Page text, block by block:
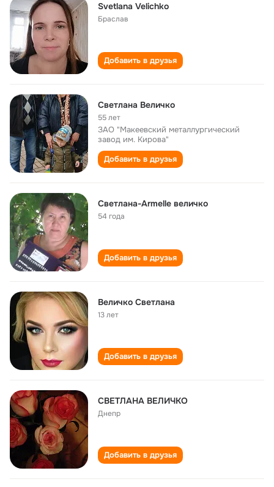
Svetlana Velichko
Браслав
Добавить в друзья
Светлана Величко
55 лет
ЗАО "Макеевский металлургический
завод им. Кирова"
Добавить в друзья
Светлана-Armelle величко
54 года
Добавить в друзья
Величко Светлана
13 лет
Добавить в друзья
СВЕТЛАНА ВЕЛИЧКО
Днепр
Добавить в друзья